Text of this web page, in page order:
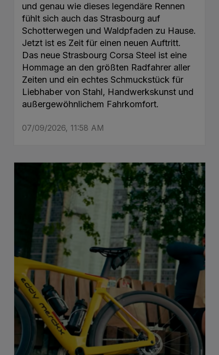
und genau wie dieses legendäre Rennen
fühlt sich auch das Strasbourg auf
Schotterwegen und Waldpfaden zu Hause.
Jetzt ist es Zeit für einen neuen Auftritt.
Das neue Strasbourg Corsa Steel ist eine
Hommage an den größten Radfahrer aller
Zeiten und ein echtes Schmuckstück für
Liebhaber von Stahl, Handwerkskunst und
außergewöhnlichem Fahrkomfort.
07/09/2026, 11:58 AM